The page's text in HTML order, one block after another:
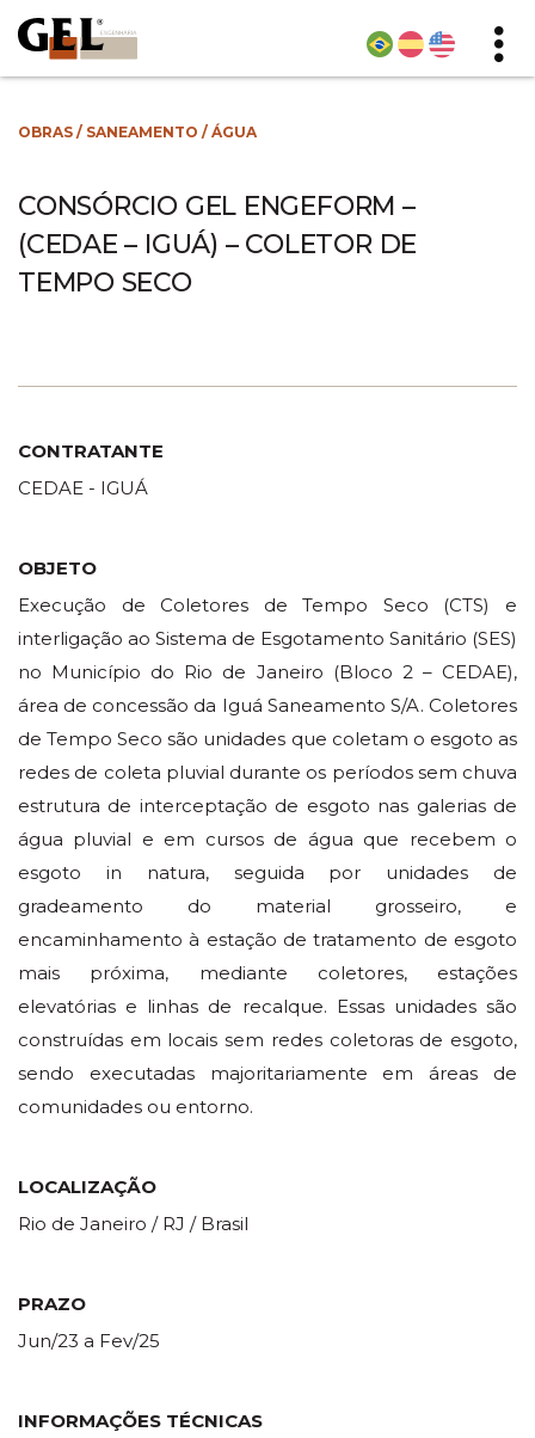
OBRAS / SANEAMENTO / ÁGUA
CONSÓRCIO GEL ENGEFORM –
(CEDAE – IGUÁ) – COLETOR DE
TEMPO SECO
CONTRATANTE
CEDAE - IGUÁ
OBJETO
Execução de Coletores de Tempo Seco (CTS) e
interligação ao Sistema de Esgotamento Sanitário (SES)
no Município do Rio de Janeiro (Bloco 2 – CEDAE),
área de concessão da Iguá Saneamento S/A. Coletores
de Tempo Seco são unidades que coletam o esgoto as
redes de coleta pluvial durante os períodos sem chuva
estrutura de interceptação de esgoto nas galerias de
água pluvial e em cursos de água que recebem o
esgoto in natura, seguida por unidades de
gradeamento do material grosseiro, e
encaminhamento à estação de tratamento de esgoto
mais próxima, mediante coletores, estações
elevatórias e linhas de recalque. Essas unidades são
construídas em locais sem redes coletoras de esgoto,
sendo executadas majoritariamente em áreas de
comunidades ou entorno.
LOCALIZAÇÃO
Rio de Janeiro / RJ / Brasil
PRAZO
Jun/23 a Fev/25
INFORMAÇÕES TÉCNICAS